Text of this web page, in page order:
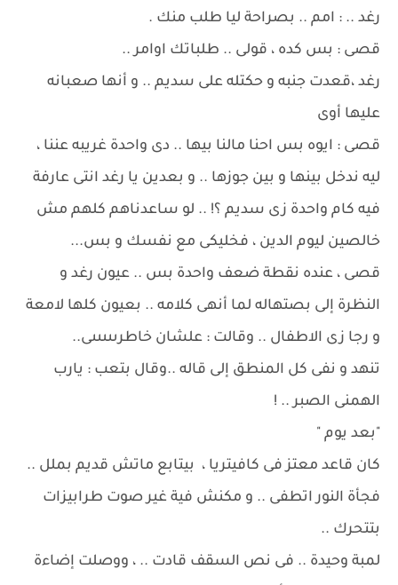
رغد .. : امم .. بصراحة ليا طلب منك .
قصى : بس كده ، قولى .. طلباتك اوامر ..
رغد ،قعدت جنبه و حكتله على سديم .. و أنها صعبانه
عليها أوى
قصى : ايوه بس احنا مالنا بيها .. دى واحدة غريبه عننا ،
ليه ندخل بينها و بين جوزها .. و بعدين يا رغد انتى عارفة
فيه كام واحدة زى سديم ؟! .. لو ساعدناهم كلهم مش
خالصين ليوم الدين ، فخليكى مع نفسك و بس...
قصى ، عنده نقطة ضعف واحدة بس .. عيون رغد و
النظرة إلى بصتهاله لما أنهى كلامه .. بعيون كلها لامعة
و رجا زى الاطفال .. وقالت : علشان خاطرىىىىىى..
تنهد و نفى كل المنطق إلى قاله ..وقال بتعب : يارب
الهمنى الصبر .. !
"بعد يوم "
كان قاعد معتز فى كافيتريا ، بيتابع ماتش قديم بملل ..
فجأة النور اتطفى .. و مكنش فية غير صوت طرابيزات
بتتحرك ..
لمبة وحيدة .. فى نص السقف قادت .. ، ووصلت إضاءة